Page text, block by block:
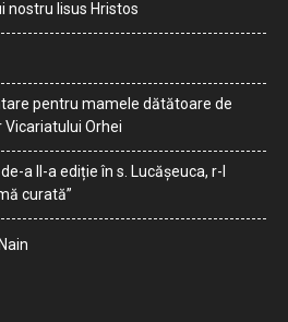
nostru Iisus Hristos
pentru mamele dătătoare de
Orhei
a II-a ediție în s. Lucășeuca, r-l
curată”